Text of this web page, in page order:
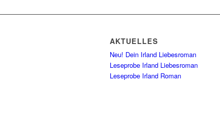
AKTUELLES
Neu! Dein Irland Liebesroman
Leseprobe Irland Liebesroman
Leseprobe Irland Roman